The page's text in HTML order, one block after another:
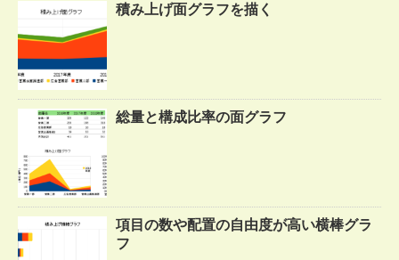
積み上げ面グラフを描く
総量と構成比率の面グラフ
項目の数や配置の自由度が高い横棒グラ
フ